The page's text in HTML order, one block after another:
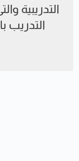
التدريبية
التدريب